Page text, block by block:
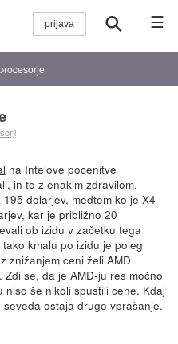
☰
na Intelove pocenitve
, in to z enakim zdravilom.
dolarjev, medtem ko je X4
kar je približno 20
ob izidu v začetku tega
kmalu po izidu je poleg
znižanjem ceni želi AMD
se, da je AMD-ju res močno
še nikoli spustili cene. Kdaj
ostaja drugo vprašanje.